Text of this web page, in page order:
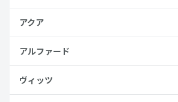
アクア
アルファード
ヴィッツ